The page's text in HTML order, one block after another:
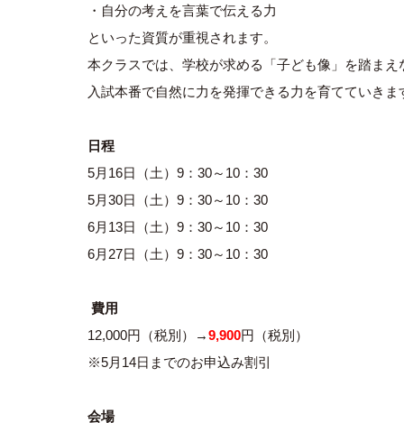
・自分の考えを言葉で伝える力
といった資質が重視されます。
本クラスでは、学校が求める「子ども像」を踏まえ
入試本番で自然に力を発揮できる力を育てていきま
日程
5月16日（土）9：30～10：30
5月30日（土）9：30～10：30
6月13日（土）9：30～10：30
6月27日（土）9：30～10：30
費用
12,000円（税別）→9,900円（税別）
※5月14日までのお申込み割引
会場